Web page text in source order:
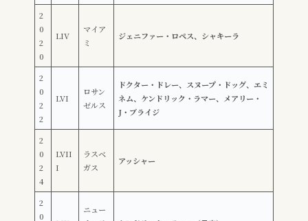
2
0
2
0
LIV
マイア
ミ
ジェニファー・ロペス、シャキーラ
2
0
2
2
LVI
ロサン
ゼルス
ドクター・ドレー、スヌープ・ドッグ、エミ
ネム、ケンドリック・ラマー、メアリー・
J・ブライジ
2
0
2
4
LVII
I
ラスベ
ガス
アッシャー
2
0
ニュー